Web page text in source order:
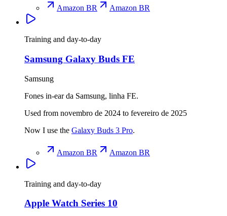
Amazon BR
Amazon BR
Training and day-to-day
Samsung Galaxy Buds FE
Samsung
Fones in-ear da Samsung, linha FE.
Used from novembro de 2024 to fevereiro de 2025
Now I use the Galaxy Buds 3 Pro.
Amazon BR Amazon BR
Training and day-to-day
Apple Watch Series 10